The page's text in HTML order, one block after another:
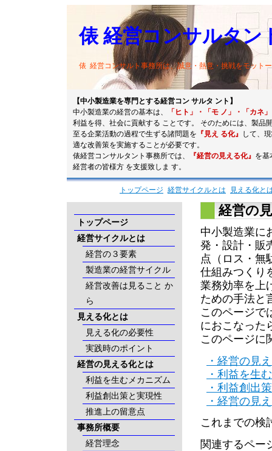
俵 経営コンサルタン
俵 経営コンサルト事務所は、誠意・熱意・挑戦をモット
【中小製造業を専門とする経営コン サルタ ント】
中小製造業の経営の基本は、
「ヒト」・「モ ノ」・「カネ」
利益を得、社会に貢献する ことです。 そのためには、製品
至る企業活動の過程で生ずる諸問題を 『見え る化』 して、
適な改善策を実施することが必要です。
俵経営コンサルタント事務所では、
『経営の見える化』 を基
経営者の皆様方 を支援致しま す。
トップページ 経営サイクルとは 見える化と
経営の
中小製造業に
発・設計・販
点（ロス・無
仕組みつくり
業務効率を上
ための手法と
このページで
におこなった
このページに
・経営の見
・利益を生
・利益創出
・経営の見
これまでの検
関連するペー
トップページ
経営サイクルとは
経営の３要素
製造業の経営サイクル
経営改善は見ること か
ら
見える化とは
見える化の必要性
実践時のポイント
経営の見える化とは
利益を生むメカニズム
利益創出策と実現性
推進上の留意点
事務所概要
経営理念